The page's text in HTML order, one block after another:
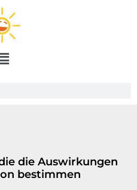
die Auswirkungen
bestimmen